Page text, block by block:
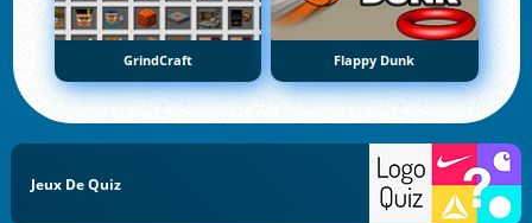
GrindCraft Flappy Dunk
Jeux De Quiz